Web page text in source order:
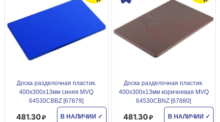
Доска разделочная пластик.
400х300х13мм синяя MVQ
64530CBBZ [67879]
В НАЛИЧИИ ✓
481.30
Доска разделочная пластик.
400х300х13мм коричневая MVQ
64530CBNZ [67880]
В НАЛИЧИИ ✓
481.30